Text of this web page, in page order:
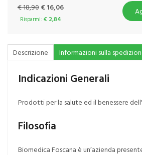
€ 18,90 € 16,06
Risparmi: € 2,84
Descrizione Informazioni sulla
Indicazioni Generali
Prodotti per la salute ed il benessere
Filosofia
Biomedica Foscana è un’azienda